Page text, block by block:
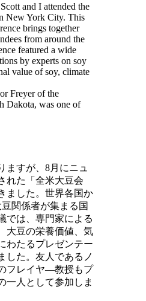
and I attended the
New York City. This
brings together
from around the
featured a wide
by experts on soy
value of soy, climate
Freyer of the
Dakota, was one of
ますが、8月にニュ
れた「全米大豆会
ました。世界各国か
関係者が集まる国
では、専門家による
大豆の栄養価値、気
わたるプレゼンテー
した。友人であるノ
フレイヤ―教授もプ
一人として参加しま